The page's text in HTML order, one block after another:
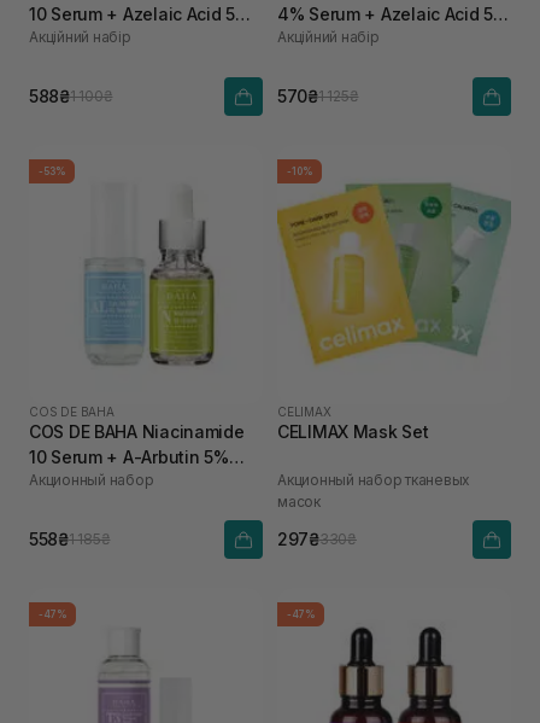
10 Serum + Azelaic Acid 5
Serum
Акційний набір
588₴1 100₴
4% Serum + Azelaic Acid 5
Serum
Акційний набір
570₴1 125₴
-53%
COS DE BAHA
COS DE BAHA Niacinamide
10 Serum + A-Arbutin 5%
Licorice AL
Акционный набор
558₴1 185₴
-10%
CELIMAX
CELIMAX Mask Set
Акционный набор тканевых
масок
297₴330₴
-47% -47%